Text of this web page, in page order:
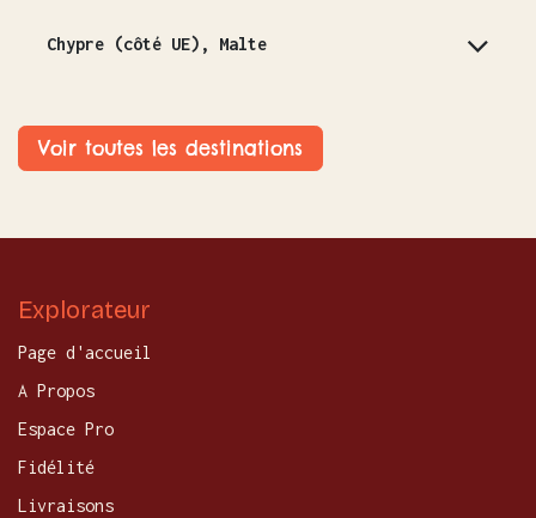
Chypre (côté UE), Malte
Voir toutes les destinations
Explorateur
Page d'accueil
A Propos
Espace Pro
Fidélité
Livraisons